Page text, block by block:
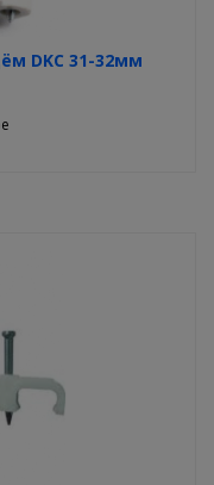
DKC 31-32мм